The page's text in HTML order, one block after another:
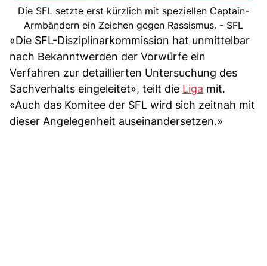
Die SFL setzte erst kürzlich mit speziellen Captain-
Armbändern ein Zeichen gegen Rassismus. - SFL
«Die SFL-Disziplinarkommission hat unmittelbar
nach Bekanntwerden der Vorwürfe ein
Verfahren zur detaillierten Untersuchung des
Sachverhalts eingeleitet», teilt die Liga mit.
«Auch das Komitee der SFL wird sich zeitnah mit
dieser Angelegenheit auseinandersetzen.»